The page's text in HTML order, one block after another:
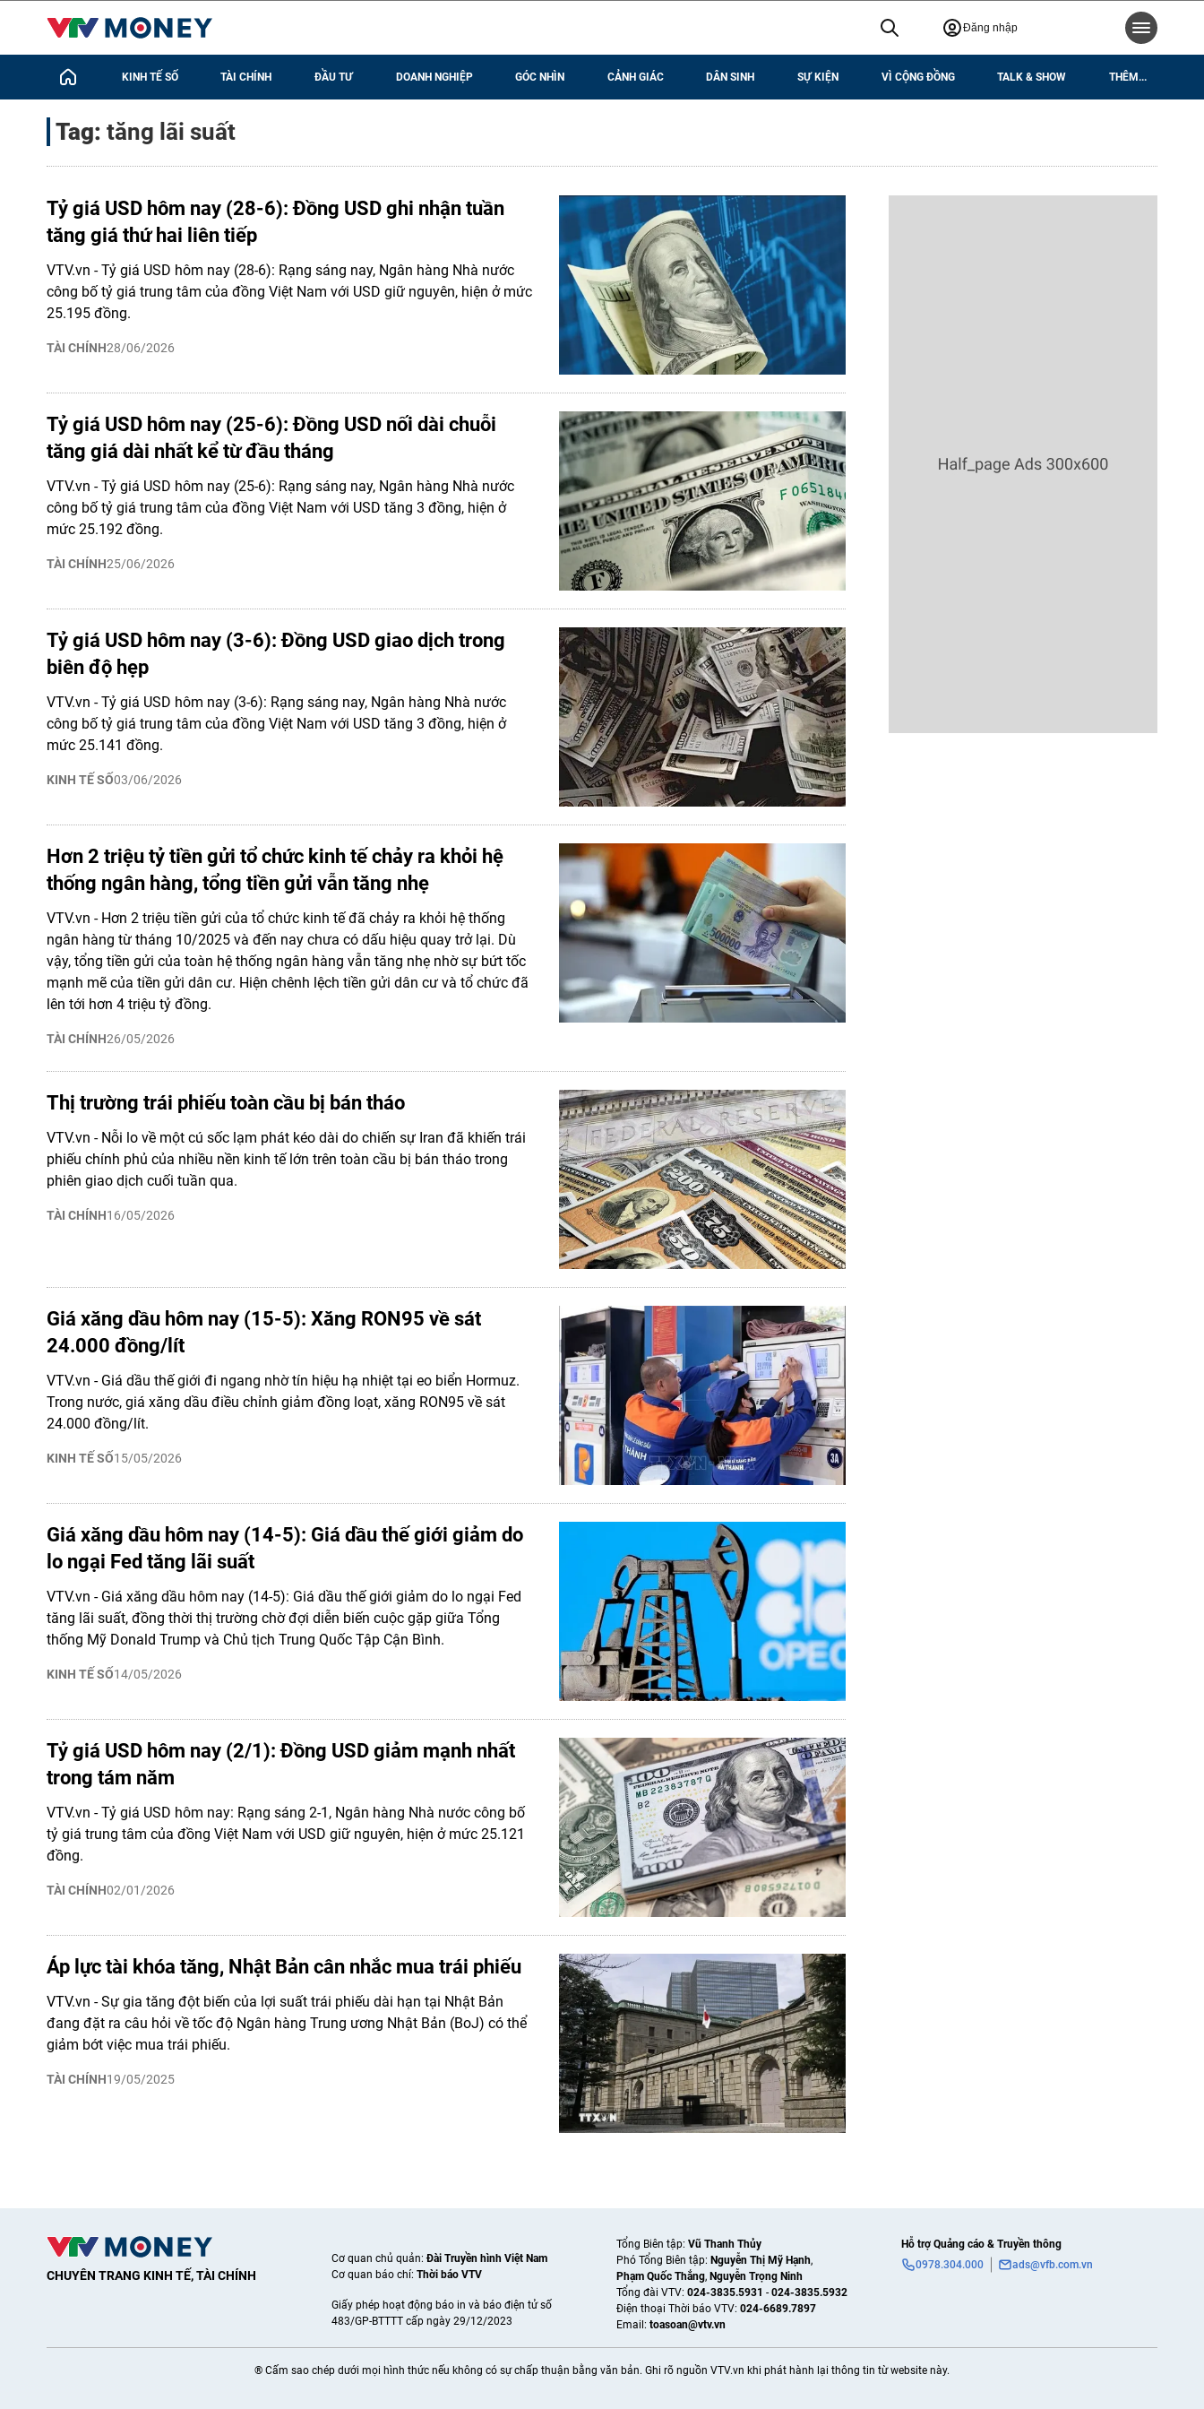
Đăng nhập
KINH TẾ SỐ TÀI CHÍNH ĐẦU TƯ DOANH NGHIỆP GÓC NHÌN CẢNH GIÁC DÂN SINH SỰ KIỆN VÌ CỘNG ĐỒNG TALK & SHOW THÊM...
Tag: tăng lãi suất
Tỷ giá USD hôm nay (28-6): Đồng USD ghi nhận tuần
tăng giá thứ hai liên tiếp
TÀI CHÍNH28/06/2026
VTV.vn - Tỷ giá USD hôm nay (28-6): Rạng sáng nay, Ngân hàng Nhà nước
công bố tỷ giá trung tâm của đồng Việt Nam với USD giữ nguyên, hiện ở mức
25.195 đồng.
Tỷ giá USD hôm nay (25-6): Đồng USD nối dài chuỗi
tăng giá dài nhất kể từ đầu tháng
TÀI CHÍNH25/06/2026
VTV.vn - Tỷ giá USD hôm nay (25-6): Rạng sáng nay, Ngân hàng Nhà nước
công bố tỷ giá trung tâm của đồng Việt Nam với USD tăng 3 đồng, hiện ở
mức 25.192 đồng.
Tỷ giá USD hôm nay (3-6): Đồng USD giao dịch trong
biên độ hẹp
KINH TẾ SỐ03/06/2026
VTV.vn - Tỷ giá USD hôm nay (3-6): Rạng sáng nay, Ngân hàng Nhà nước
công bố tỷ giá trung tâm của đồng Việt Nam với USD tăng 3 đồng, hiện ở
mức 25.141 đồng.
Hơn 2 triệu tỷ tiền gửi tổ chức kinh tế chảy ra khỏi hệ
thống ngân hàng, tổng tiền gửi vẫn tăng nhẹ
TÀI CHÍNH26/05/2026
VTV.vn - Hơn 2 triệu tiền gửi của tổ chức kinh tế đã chảy ra khỏi hệ thống
ngân hàng từ tháng 10/2025 và đến nay chưa có dấu hiệu quay trở lại. Dù
vậy, tổng tiền gửi của toàn hệ thống ngân hàng vẫn tăng nhẹ nhờ sự bứt tốc
mạnh mẽ của tiền gửi dân cư. Hiện chênh lệch tiền gửi dân cư và tổ chức đã
lên tới hơn 4 triệu tỷ đồng.
Thị trường trái phiếu toàn cầu bị bán tháo
TÀI CHÍNH16/05/2026
VTV.vn - Nỗi lo về một cú sốc lạm phát kéo dài do chiến sự Iran đã khiến trái
phiếu chính phủ của nhiều nền kinh tế lớn trên toàn cầu bị bán tháo trong
phiên giao dịch cuối tuần qua.
Giá xăng dầu hôm nay (15-5): Xăng RON95 về sát
24.000 đồng/lít
KINH TẾ SỐ15/05/2026
VTV.vn - Giá dầu thế giới đi ngang nhờ tín hiệu hạ nhiệt tại eo biển Hormuz.
Trong nước, giá xăng dầu điều chỉnh giảm đồng loạt, xăng RON95 về sát
24.000 đồng/lít.
Giá xăng dầu hôm nay (14-5): Giá dầu thế giới giảm do
lo ngại Fed tăng lãi suất
KINH TẾ SỐ14/05/2026
VTV.vn - Giá xăng dầu hôm nay (14-5): Giá dầu thế giới giảm do lo ngại Fed
tăng lãi suất, đồng thời thị trường chờ đợi diễn biến cuộc gặp giữa Tổng
thống Mỹ Donald Trump và Chủ tịch Trung Quốc Tập Cận Bình.
Tỷ giá USD hôm nay (2/1): Đồng USD giảm mạnh nhất
trong tám năm
TÀI CHÍNH02/01/2026
VTV.vn - Tỷ giá USD hôm nay: Rạng sáng 2-1, Ngân hàng Nhà nước công bố
tỷ giá trung tâm của đồng Việt Nam với USD giữ nguyên, hiện ở mức 25.121
đồng.
Áp lực tài khóa tăng, Nhật Bản cân nhắc mua trái phiếu
TÀI CHÍNH19/05/2025
VTV.vn - Sự gia tăng đột biến của lợi suất trái phiếu dài hạn tại Nhật Bản
đang đặt ra câu hỏi về tốc độ Ngân hàng Trung ương Nhật Bản (BoJ) có thể
giảm bớt việc mua trái phiếu.
CHUYÊN TRANG KINH TẾ, TÀI CHÍNH
Cơ quan chủ quản:Đài Truyền hình Việt Nam
Cơ quan báo chí: Thời báo VTV
Giấy phép hoạt động báo in và báo điện tử số
483/GP-BTTTT cấp ngày 29/12/2023
Tổng Biên tập: Vũ Thanh Thủy
Phó Tổng Biên tập: Nguyễn Thị Mỹ Hạnh,
Phạm Quốc Thắng, Nguyễn Trọng Ninh
Tổng đài VTV: 024-3835.5931 - 024-3835.5932
Ðiện thoại Thời báo VTV: 024-6689.7897
Email: toasoan@vtv.vn
Hỗ trợ Quảng cáo & Truyền thông
0978.304.000
ads@vfb.com.vn
® Cấm sao chép dưới mọi hình thức nếu không có sự chấp thuận bằng văn bản. Ghi rõ nguồn VTV.vn khi phát hành lại thông tin từ website này.